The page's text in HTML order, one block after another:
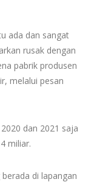
ada dan sangat
rusak dengan
pabrik produsen
melalui pesan
dan 2021 saja
miliar.
di lapangan